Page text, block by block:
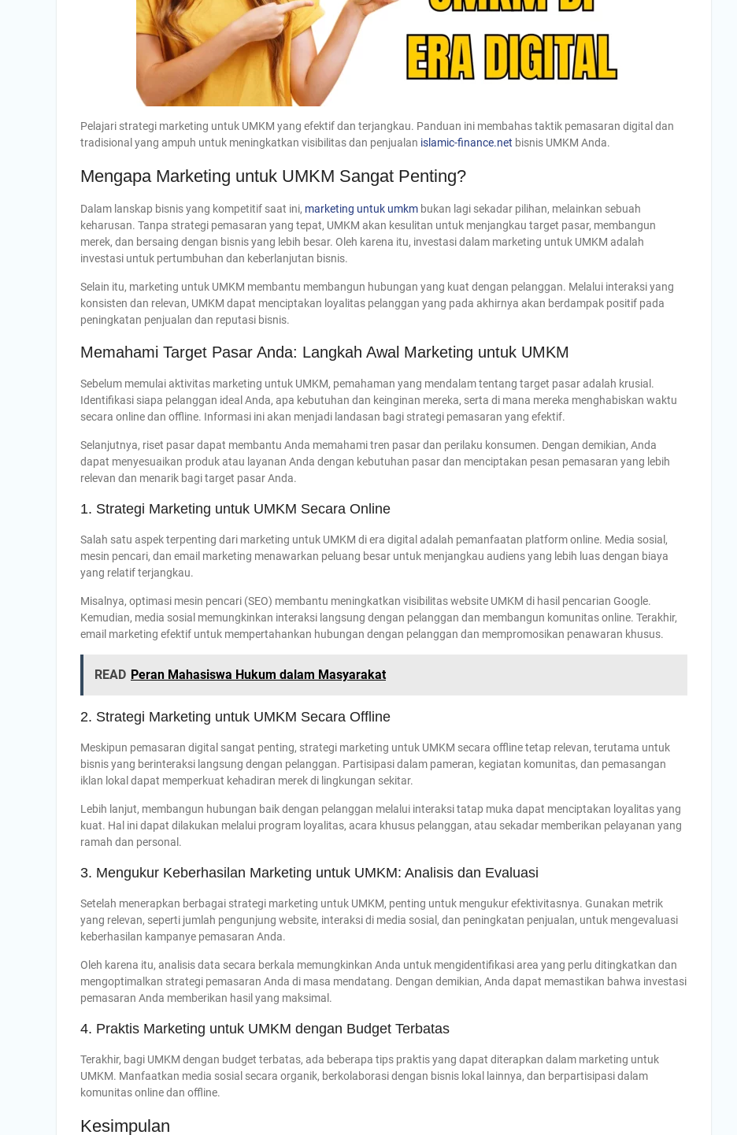
Pelajari strategi marketing untuk UMKM yang efektif dan terjangkau. Panduan ini membahas taktik pemasaran digital dan
tradisional yang ampuh untuk meningkatkan visibilitas dan penjualan islamic-finance.net bisnis UMKM Anda.
Mengapa Marketing untuk UMKM Sangat Penting?
Dalam lanskap bisnis yang kompetitif saat ini, marketing untuk umkm bukan lagi sekadar pilihan, melainkan sebuah
keharusan. Tanpa strategi pemasaran yang tepat, UMKM akan kesulitan untuk menjangkau target pasar, membangun
merek, dan bersaing dengan bisnis yang lebih besar. Oleh karena itu, investasi dalam marketing untuk UMKM adalah
investasi untuk pertumbuhan dan keberlanjutan bisnis.
Selain itu, marketing untuk UMKM membantu membangun hubungan yang kuat dengan pelanggan. Melalui interaksi yang
konsisten dan relevan, UMKM dapat menciptakan loyalitas pelanggan yang pada akhirnya akan berdampak positif pada
peningkatan penjualan dan reputasi bisnis.
Memahami Target Pasar Anda: Langkah Awal Marketing untuk UMKM
Sebelum memulai aktivitas marketing untuk UMKM, pemahaman yang mendalam tentang target pasar adalah krusial.
Identifikasi siapa pelanggan ideal Anda, apa kebutuhan dan keinginan mereka, serta di mana mereka menghabiskan waktu
secara online dan offline. Informasi ini akan menjadi landasan bagi strategi pemasaran yang efektif.
Selanjutnya, riset pasar dapat membantu Anda memahami tren pasar dan perilaku konsumen. Dengan demikian, Anda
dapat menyesuaikan produk atau layanan Anda dengan kebutuhan pasar dan menciptakan pesan pemasaran yang lebih
relevan dan menarik bagi target pasar Anda.
1. Strategi Marketing untuk UMKM Secara Online
Salah satu aspek terpenting dari marketing untuk UMKM di era digital adalah pemanfaatan platform online. Media sosial,
mesin pencari, dan email marketing menawarkan peluang besar untuk menjangkau audiens yang lebih luas dengan biaya
yang relatif terjangkau.
Misalnya, optimasi mesin pencari (SEO) membantu meningkatkan visibilitas website UMKM di hasil pencarian Google.
Kemudian, media sosial memungkinkan interaksi langsung dengan pelanggan dan membangun komunitas online. Terakhir,
email marketing efektif untuk mempertahankan hubungan dengan pelanggan dan mempromosikan penawaran khusus.
READ Peran Mahasiswa Hukum dalam Masyarakat
2. Strategi Marketing untuk UMKM Secara Offline
Meskipun pemasaran digital sangat penting, strategi marketing untuk UMKM secara offline tetap relevan, terutama untuk
bisnis yang berinteraksi langsung dengan pelanggan. Partisipasi dalam pameran, kegiatan komunitas, dan pemasangan
iklan lokal dapat memperkuat kehadiran merek di lingkungan sekitar.
Lebih lanjut, membangun hubungan baik dengan pelanggan melalui interaksi tatap muka dapat menciptakan loyalitas yang
kuat. Hal ini dapat dilakukan melalui program loyalitas, acara khusus pelanggan, atau sekadar memberikan pelayanan yang
ramah dan personal.
3. Mengukur Keberhasilan Marketing untuk UMKM: Analisis dan Evaluasi
Setelah menerapkan berbagai strategi marketing untuk UMKM, penting untuk mengukur efektivitasnya. Gunakan metrik
yang relevan, seperti jumlah pengunjung website, interaksi di media sosial, dan peningkatan penjualan, untuk mengevaluasi
keberhasilan kampanye pemasaran Anda.
Oleh karena itu, analisis data secara berkala memungkinkan Anda untuk mengidentifikasi area yang perlu ditingkatkan dan
mengoptimalkan strategi pemasaran Anda di masa mendatang. Dengan demikian, Anda dapat memastikan bahwa investasi
pemasaran Anda memberikan hasil yang maksimal.
4. Praktis Marketing untuk UMKM dengan Budget Terbatas
Terakhir, bagi UMKM dengan budget terbatas, ada beberapa tips praktis yang dapat diterapkan dalam marketing untuk
UMKM. Manfaatkan media sosial secara organik, berkolaborasi dengan bisnis lokal lainnya, dan berpartisipasi dalam
komunitas online dan offline.
Kesimpulan